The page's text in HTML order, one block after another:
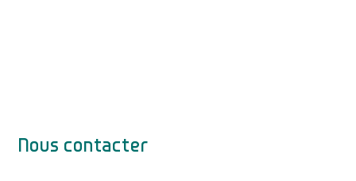
Nous contacter